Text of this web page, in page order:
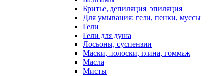
Бритье, депиляция, эпиляция
Для умывания: гели, пенки, муссы
Гели
Гели для душа
Лосьоны, суспензии
Маски, полоски, глина, гоммаж
Масла
Мисты